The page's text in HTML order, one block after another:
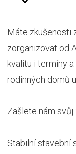
Máte zkušenosti
zorganizovat od
kvalitu i termíny
rodinných domů
Zašlete nám svůj
Stabilní stavební